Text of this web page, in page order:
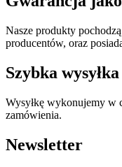
Nasze produkty
producentów, oraz
Szybka wysyłka
Wysyłkę wykonujemy w
zamówienia.
Newsletter